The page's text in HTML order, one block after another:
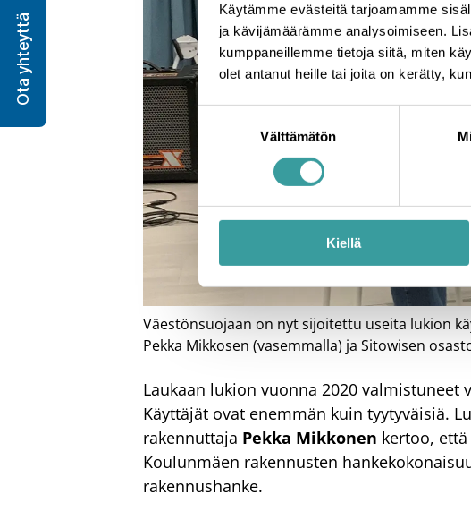
Käytämme evästeitä tarjoamamme
ja kävijämäärämme analysoimiseen.
kumppaneillemme tietoja siitä, miten
olet antanut heille tai joita on kerätty,
Välttämätön
Kiellä
Ota yhteyttä
Väestönsuojaan on nyt sijoitettu useita lukion
Pekka Mikkosen (vasemmalla) ja Sitowisen
Laukaan lukion vuonna 2020
Käyttäjät ovat enemmän kuin tyytyväisiä.
rakennuttaja Pekka Mikkonen kertoo,
Koulunmäen rakennusten
rakennushanke.